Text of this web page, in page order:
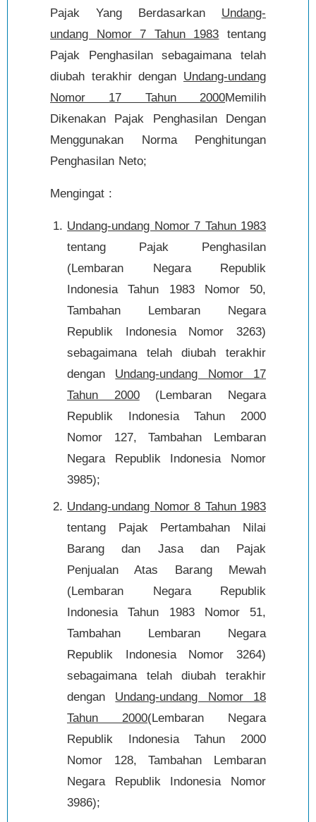
Pajak Yang Berdasarkan Undang-
undang Nomor 7 Tahun 1983 tentang
Pajak Penghasilan sebagaimana telah
diubah terakhir dengan Undang-undang
Nomor 17 Tahun 2000Memilih
Dikenakan Pajak Penghasilan Dengan
Menggunakan Norma Penghitungan
Penghasilan Neto;
Mengingat :
Undang-undang Nomor 7 Tahun 1983
tentang Pajak Penghasilan
(Lembaran Negara Republik
Indonesia Tahun 1983 Nomor 50,
Tambahan Lembaran Negara
Republik Indonesia Nomor 3263)
sebagaimana telah diubah terakhir
dengan Undang-undang Nomor 17
Tahun 2000(Lembaran Negara
Republik Indonesia Tahun 2000
Nomor 127, Tambahan Lembaran
Negara Republik Indonesia Nomor
3985);
Undang-undang Nomor 8 Tahun 1983
tentang Pajak Pertambahan Nilai
Barang dan Jasa dan Pajak
Penjualan Atas Barang Mewah
(Lembaran Negara Republik
Indonesia Tahun 1983 Nomor 51,
Tambahan Lembaran Negara
Republik Indonesia Nomor 3264)
sebagaimana telah diubah terakhir
dengan Undang-undang Nomor 18
Tahun 2000(Lembaran Negara
Republik Indonesia Tahun 2000
Nomor 128, Tambahan Lembaran
Negara Republik Indonesia Nomor
3986);